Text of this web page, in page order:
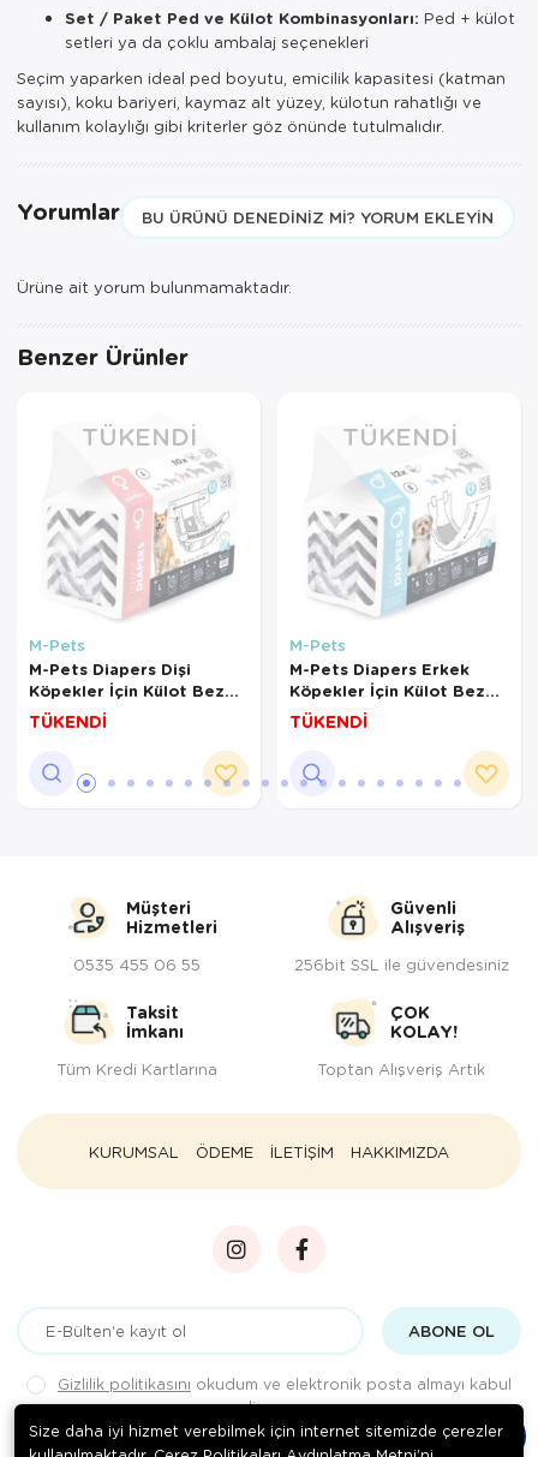
Set / Paket Ped ve Külot Kombinasyonları: Ped + külot
setleri ya da çoklu ambalaj seçenekleri
Seçim yaparken ideal ped boyutu, emicilik kapasitesi (katman
sayısı), koku bariyeri, kaymaz alt yüzey, külotun rahatlığı ve
kullanım kolaylığı gibi kriterler göz önünde tutulmalıdır.
Yorumlar BU ÜRÜNÜ DENEDINIZ MI? YORUM EKLEYIN
Ürüne ait yorum bulunmamaktadır.
Benzer Ürünler
TÜKENDI
M-Pets
M-Pets Diapers Dişi
Köpekler İçin Külot Bez
32x52cm (10'lu) [L]
TÜKENDİ
TÜKENDI
M-Pets
M-Pets Diapers Erkek
Köpekler İçin Külot Bez
15-30cm [S] (12'li)
TÜKENDİ
Müşteri
Hizmetleri
0535 455 06 55
Güvenli
Alışveriş
256bit SSL ile güvendesiniz
Taksit
İmkanı
Tüm Kredi Kartlarına
ÇOK
KOLAY!
Toptan Alışveriş Artık
KURUMSAL ÖDEME İLETİŞİM HAKKIMIZDA
ABONE OL
Gizlilik politikasını okudum ve elektronik posta almayı kabul
ediyorum.
Size daha iyi hizmet verebilmek için internet sitemizde çerezler